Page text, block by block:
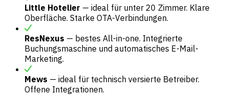
Little Hotelier — ideal für unter 20 Zimmer. Klare
Oberfläche. Starke OTA-Verbindungen.
ResNexus — bestes All-in-one. Integrierte
Buchungsmaschine und automatisches E-Mail-
Marketing.
Mews — ideal für technisch versierte Betreiber.
Offene Integrationen.